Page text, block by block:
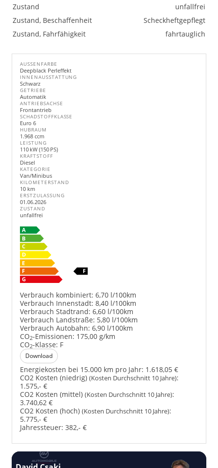
Zustand
unfallfrei
Zustand, Beschaffenheit
Scheckheftgepflegt
Zustand, Fahrfähigkeit
fahrtauglich
AUSSENFARBE
Deepblack Perleffekt
INNENAUSSTATTUNG
Schwarz
GETRIEBE
Automatik
ANTRIEBSACHSE
Frontantrieb
SCHADSTOFFKLASSE
Euro 6
HUBRAUM
1.968 ccm
LEISTUNG
110 kW (150 PS)
KRAFTSTOFF
Diesel
KATEGORIE
Van/Minibus
KILOMETERSTAND
10 km
ERSTZULASSUNG
01.06.2026
ZUSTAND
unfallfrei
Verbrauch kombiniert: 6,70 l/100km
Verbrauch Innenstadt: 8,40 l/100km
Verbrauch Stadtrand: 6,60 l/100km
Verbrauch Landstraße: 5,80 l/100km
Verbrauch Autobahn: 6,90 l/100km
CO2-Emissionen: 175,00 g/km
CO2-Klasse: F
Download
Energiekosten bei 15.000 km pro Jahr: 1.618,05 €
CO2 Kosten (niedrig) (Kosten Durchschnitt 10 Jahre):
1.575,- €
CO2 Kosten (mittel) (Kosten Durchschnitt 10 Jahre):
3.740,62 €
CO2 Kosten (hoch) (Kosten Durchschnitt 10 Jahre):
5.775,- €
Jahressteuer: 382,- €